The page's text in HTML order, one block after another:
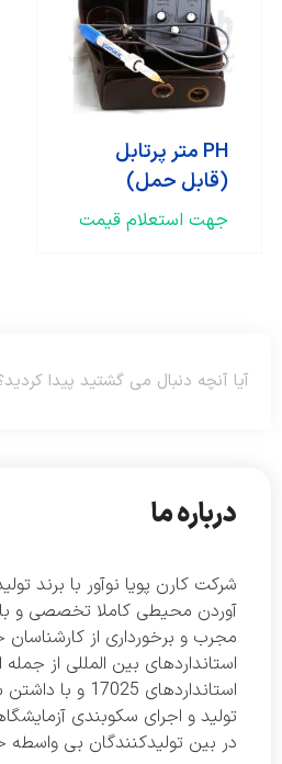
PH متر پرتابل
(قابل حمل)
جهت استعلام قیمت
درباره ما
آوردن محیطی کاملا تخصصی و
مجرب و برخورداری از کارشناسان
استانداردهای
تولید و اجرای سکوبندی
در بین تولیدکنندگان بی